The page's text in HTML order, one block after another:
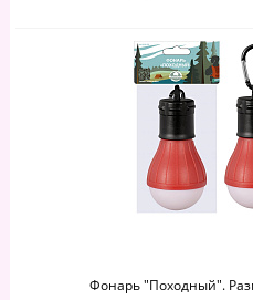
Фонарь "Походный".